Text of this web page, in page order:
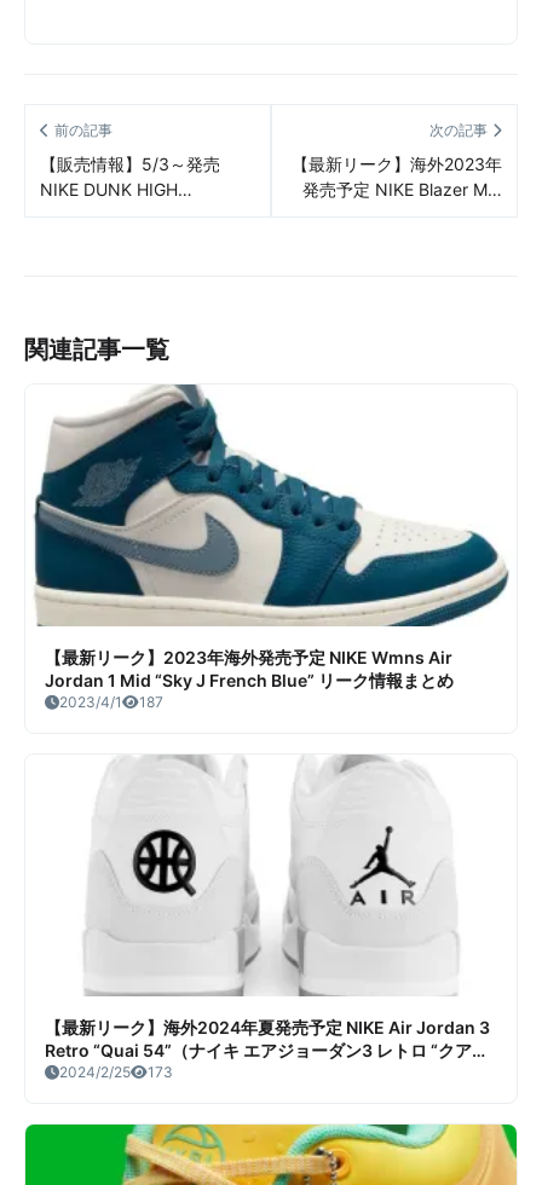
前の記事
【販売情報】5/3～発売
NIKE DUNK HIGH
次の記事
【最新リーク】海外2023年
発売予定 NIKE Blazer Mid
関連記事一覧
【最新リーク】2023年海外発売予定 NIKE Wmns Air
Jordan 1 Mid “Sky J French Blue” リーク情報まとめ
2023/4/1 187
【最新リーク】海外2024年夏発売予定 NIKE Air Jordan 3
Retro “Quai 54”（ナイキ エアジョーダン3 レトロ “クアイ
54”）リーク情報まとめ
2024/2/25 173